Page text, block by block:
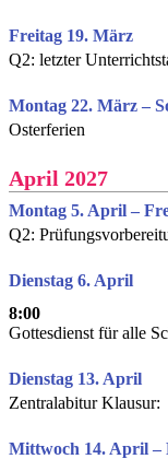
Freitag 19. März
Q2: letzter
Montag 22. März –
Osterferien
April 2027
Montag 5. April –
Q2:
Dienstag 6. April
8:00
Gottesdienst für alle
Dienstag 13. April
Zentralabitur Klausur:
Mittwoch 14. April –